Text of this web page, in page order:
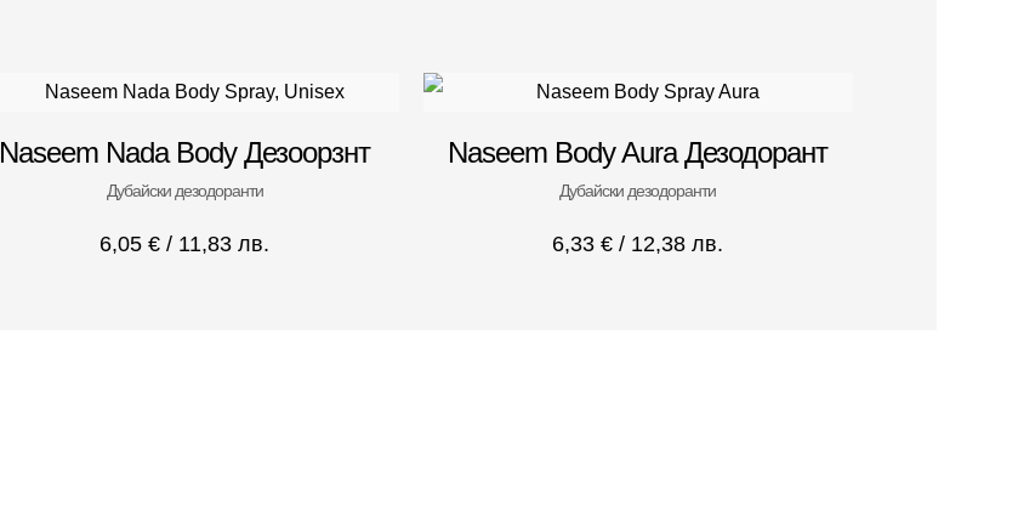
Naseem Nada Body Дезоорзнт
Дубайски дезодоранти
6,05€ / 11,83 лв.
Naseem Body Aura Дезодорант
Дубайски дезодоранти
6,33€ / 12,38 лв.